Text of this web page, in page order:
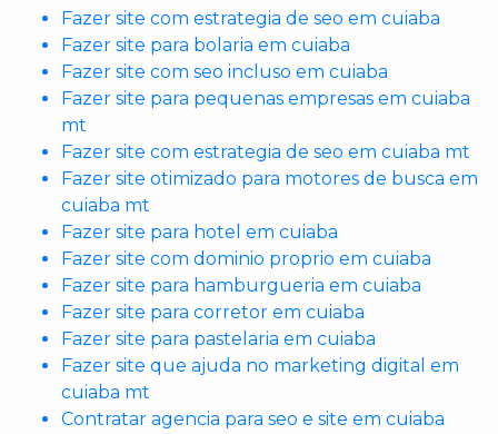
Fazer site com estrategia de seo em cuiaba
Fazer site para bolaria em cuiaba
Fazer site com seo incluso em cuiaba
Fazer site para pequenas empresas em cuiaba
mt
Fazer site com estrategia de seo em cuiaba mt
Fazer site otimizado para motores de busca em
cuiaba mt
Fazer site para hotel em cuiaba
Fazer site com dominio proprio em cuiaba
Fazer site para hamburgueria em cuiaba
Fazer site para corretor em cuiaba
Fazer site para pastelaria em cuiaba
Fazer site que ajuda no marketing digital em
cuiaba mt
Contratar agencia para seo e site em cuiaba